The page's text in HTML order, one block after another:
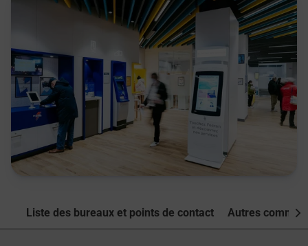
Liste des bureaux et points de contact Autres